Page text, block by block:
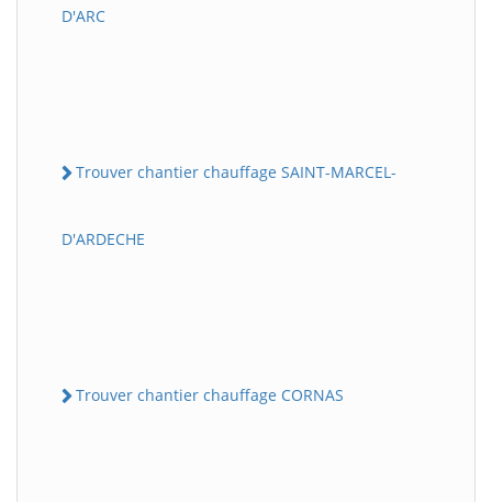
D'ARC
Trouver chantier chauffage SAINT-MARCEL-
D'ARDECHE
Trouver chantier chauffage CORNAS